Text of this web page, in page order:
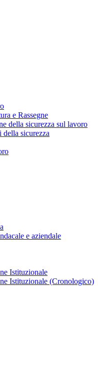
e Rassegne
della sicurezza sul lavoro
della sicurezza
e aziendale
Istituzionale
Istituzionale (Cronologico)